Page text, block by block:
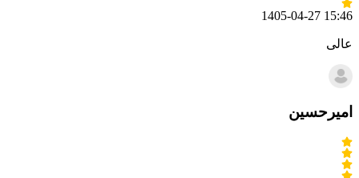
1405-04-27 15:46
عالی
امیرحسین